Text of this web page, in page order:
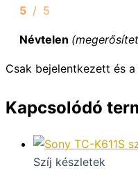
5 / 5
Névtelen
Csak bejelentkezett és
Kapcsolódó
Szíj készletek